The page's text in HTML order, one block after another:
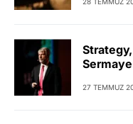
Strategy,
Sermaye
27 TEMMUZ